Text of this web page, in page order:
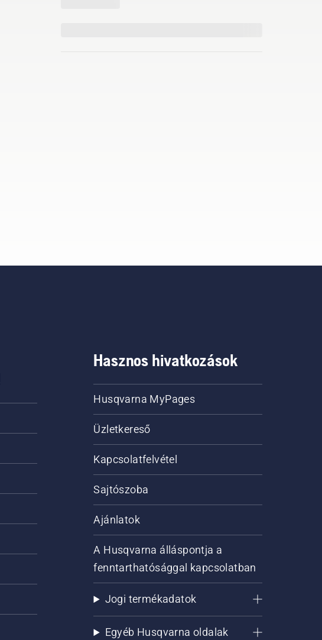
Hasznos hivatkozások
Husqvarna MyPages
Üzletkereső
Kapcsolatfelvétel
Sajtószoba
Ajánlatok
A Husqvarna álláspontja a
fenntarthatósággal kapcsolatban
Jogi termékadatok
Egyéb Husqvarna oldalak